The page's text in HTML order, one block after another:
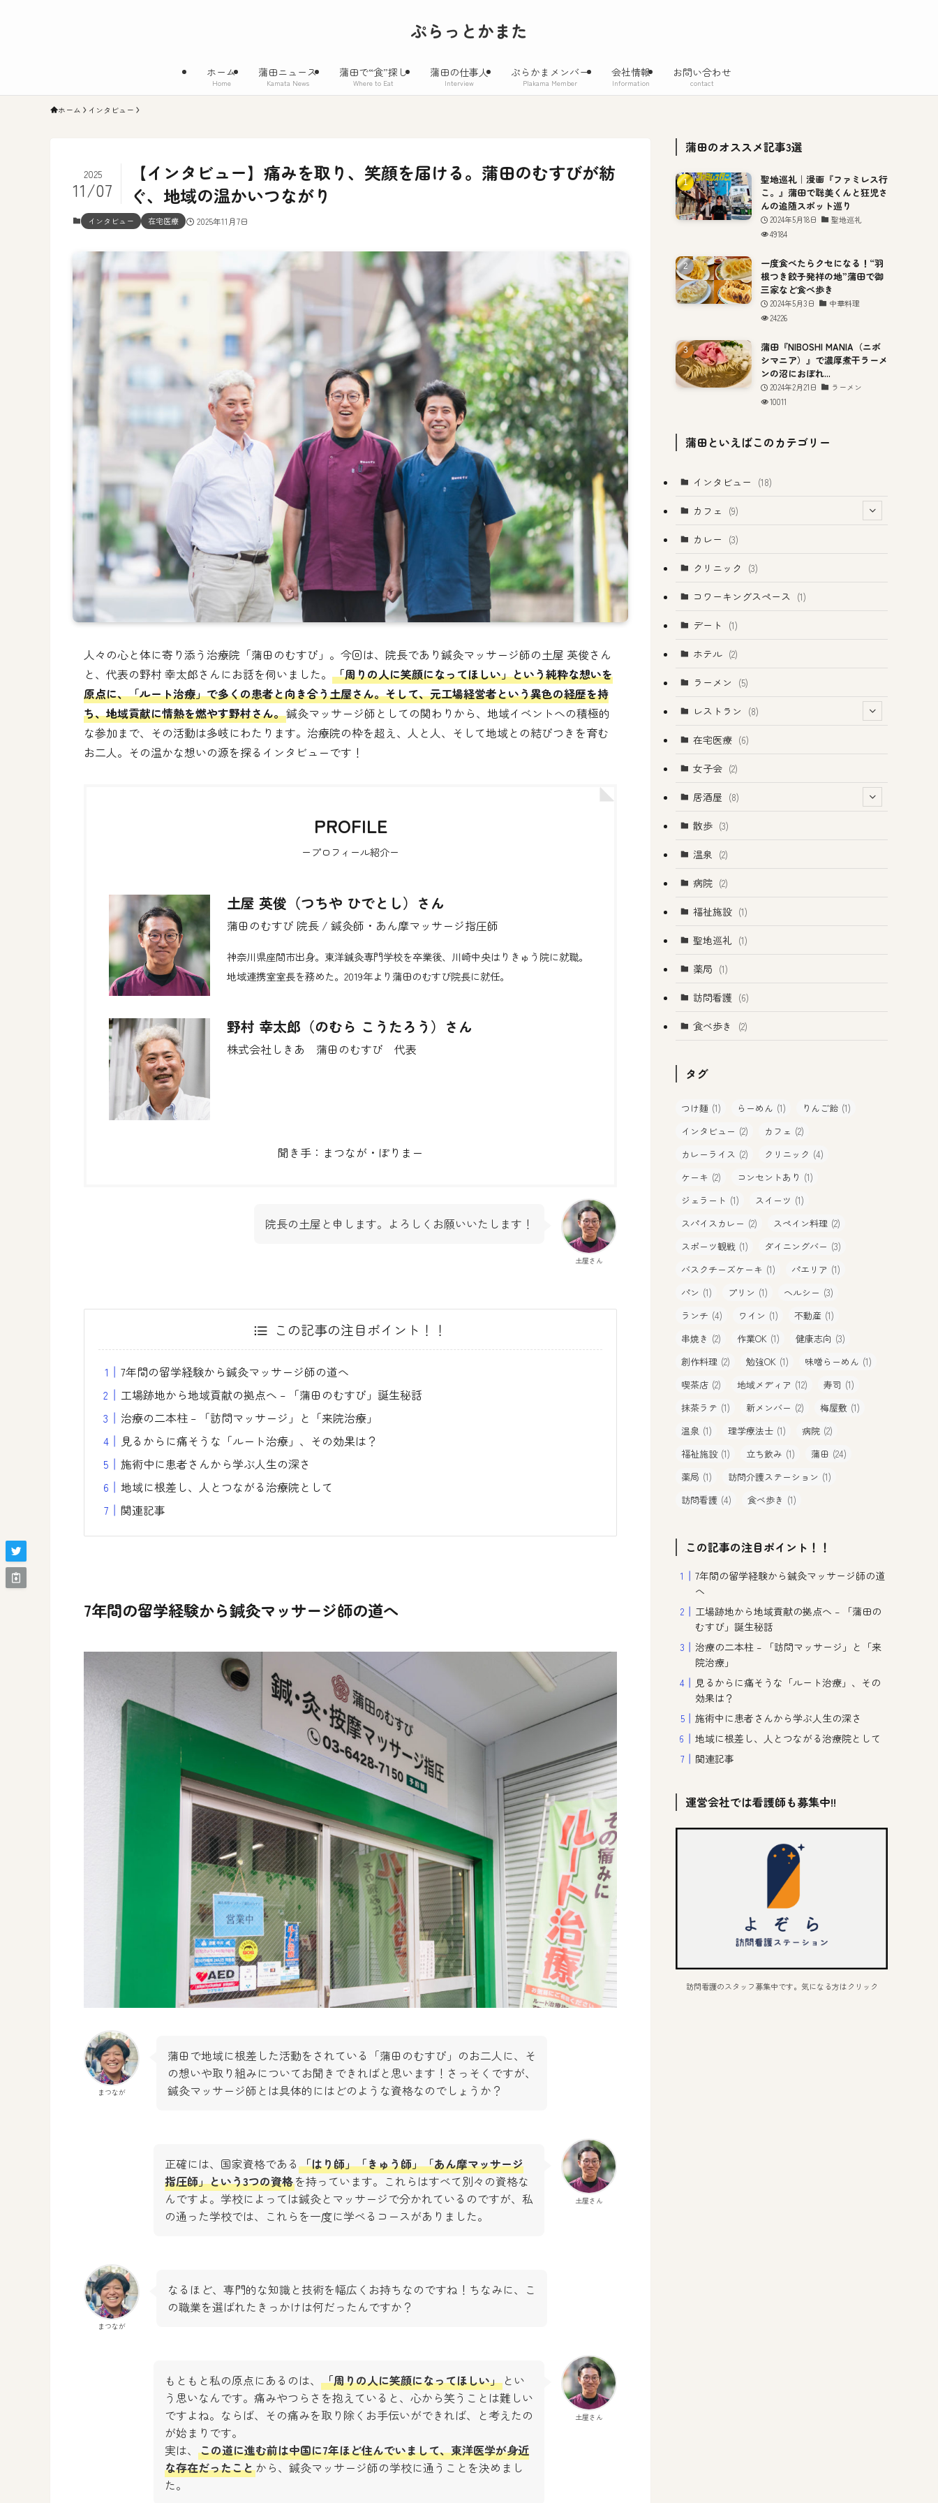
ぷらっとかまた
ホーム
Home
蒲田ニュース
Kamata News
蒲田で“食”探し
Where to Eat
蒲田の仕事人
Interview
ぷらかまメンバー
Plakama Member
会社情報
Information
お問い合わせ
contact
ホーム インタビュー
【インタビュー】痛みを取り、笑顔を届ける。蒲田のむすびが紡
ぐ、地域の温かいつながり
2025
11/07
インタビュー 在宅医療 2025年11月7日
人々の心と体に寄り添う治療院「蒲田のむすび」。今回は、院長であり鍼灸マッサージ師の土屋 英俊さん
と、代表の野村 幸太郎さんにお話を伺いました。 「周りの人に笑顔になってほしい」という純粋な想いを
原点に、「ルート治療」で多くの患者と向き合う土屋さん。そして、元工場経営者という異色の経歴を持
ち、地域貢献に情熱を燃やす野村さん。鍼灸マッサージ師としての関わりから、地域イベントへの積極的
な参加まで、その活動は多岐にわたります。治療院の枠を超え、人と人、そして地域との結びつきを育む
お二人。その温かな想いの源を探るインタビューです！
PROFILE
ープロフィール紹介ー
土屋 英俊（つちや ひでとし）さん
蒲田のむすび 院長 / 鍼灸師・あん摩マッサージ指圧師
神奈川県座間市出身。東洋鍼灸専門学校を卒業後、川崎中央はりきゅう院に就職。
地域連携室室長を務めた。2019年より蒲田のむすび院長に就任。
野村 幸太郎（のむら こうたろう）さん
株式会社しきあ 蒲田のむすび 代表
聞き手：まつなが・ぽりまー
土屋さん
院長の土屋と申します。よろしくお願いいたします！
この記事の注目ポイント！！
7年間の留学経験から鍼灸マッサージ師の道へ
工場跡地から地域貢献の拠点へ – 「蒲田のむすび」誕生秘話
治療の二本柱 – 「訪問マッサージ」と「来院治療」
見るからに痛そうな「ルート治療」、その効果は？
施術中に患者さんから学ぶ人生の深さ
地域に根差し、人とつながる治療院として
関連記事
7年間の留学経験から鍼灸マッサージ師の道へ
まつなが
蒲田で地域に根差した活動をされている「蒲田のむすび」のお二人に、そ
の想いや取り組みについてお聞きできればと思います！さっそくですが、
鍼灸マッサージ師とは具体的にはどのような資格なのでしょうか？
土屋さん
正確には、国家資格である 「はり師」「きゅう師」「あん摩マッサージ
指圧師」という3つの資格を持っています。これらはすべて別々の資格な
んですよ。学校によっては鍼灸とマッサージで分かれているのですが、私
の通った学校では、これらを一度に学べるコースがありました。
まつなが
なるほど、専門的な知識と技術を幅広くお持ちなのですね！ちなみに、こ
の職業を選ばれたきっかけは何だったんですか？
土屋さん
もともと私の原点にあるのは、 「周りの人に笑顔になってほしい」 とい
う思いなんです。痛みやつらさを抱えていると、心から笑うことは難しい
ですよね。ならば、その痛みを取り除くお手伝いができれば、と考えたの
が始まりです。
実は、 この道に進む前は中国に7年ほど住んでいまして、東洋医学が身近
な存在だったことから、鍼灸マッサージ師の学校に通うことを決めまし
た。
蒲田のオススメ記事3選
聖地巡礼｜漫画『ファミレス行
こ。』蒲田で聡美くんと狂児さ
んの追随スポット巡り
2024年5月18日
聖地巡礼
49184
一度食べたらクセになる！“羽
根つき餃子発祥の地”蒲田で御
三家など食べ歩き
2024年5月3日
中華料理
24226
蒲田『NIBOSHI MANIA（ニボ
シマニア）』で濃厚煮干ラーメ
ンの沼におぼれ...
2024年2月21日
ラーメン
10011
蒲田といえばこのカテゴリー
インタビュー (18)
カフェ (9)
(1)
カレー (3)
クリニック (3)
コワーキングスペース (1)
デート (1)
ホテル (2)
ラーメン (5)
レストラン (8)
(1)
(1)
在宅医療 (6)
女子会 (2)
居酒屋 (8)
散歩 (3)
温泉 (2)
病院 (2)
福祉施設 (1)
聖地巡礼 (1)
薬局 (1)
訪問看護 (6)
食べ歩き (2)
タグ
つけ麺 (1) らーめん (1) りんご飴 (1)
インタビュー (2) カフェ (2)
カレーライス (2) クリニック (4)
ケーキ (2) コンセントあり (1)
ジェラート (1) スイーツ (1)
スパイスカレー (2) スペイン料理 (2)
スポーツ観戦 (1) ダイニングバー (3)
バスクチーズケーキ (1) パエリア (1)
パン (1) プリン (1) ヘルシー (3)
ランチ (4) ワイン (1) 不動産 (1)
串焼き (2) 作業OK (1) 健康志向 (3)
創作料理 (2) 勉強OK (1) 味噌らーめん (1)
喫茶店 (2) 地域メディア (12) 寿司 (1)
抹茶ラテ (1) 新メンバー (2) 梅屋敷 (1)
温泉 (1) 理学療法士 (1) 病院 (2)
福祉施設 (1) 立ち飲み (1) 蒲田 (24)
薬局 (1) 訪問介護ステーション (1)
訪問看護 (4) 食べ歩き (1)
この記事の注目ポイント！！
7年間の留学経験から鍼灸マッサージ師の道
へ
工場跡地から地域貢献の拠点へ – 「蒲田の
むすび」誕生秘話
治療の二本柱 – 「訪問マッサージ」と「来
院治療」
見るからに痛そうな「ルート治療」、その
効果は？
施術中に患者さんから学ぶ人生の深さ
地域に根差し、人とつながる治療院として
関連記事
運営会社では看護師も募集中!!
訪問看護のスタッフ募集中です。気になる方はクリック